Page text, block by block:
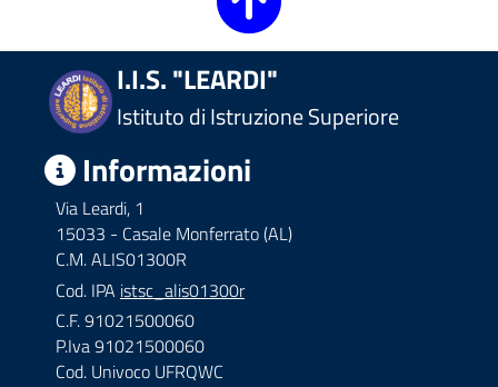
I.I.S. "LEARDI"
Istituto di Istruzione Superiore
Informazioni
Via Leardi, 1
15033 - Casale Monferrato (AL)
C.M. ALIS01300R
Cod. IPA istsc_alis01300r
C.F. 91021500060
P.Iva 91021500060
Cod. Univoco UFRQWC